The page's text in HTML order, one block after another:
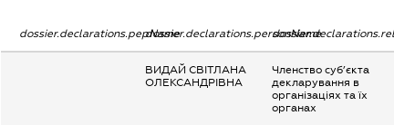
dossier.declarations.pepNamedossier.declarations.personName
ВИДАЙ СВІТЛАНА
ОЛЕКСАНДРІВНА
Членство суб’єкта
декларування в
організаціях та їх
органах